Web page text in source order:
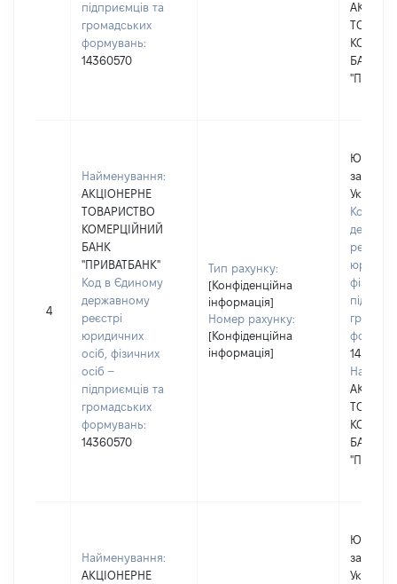
підприємців та
громадських
формувань:
14360570
БАНК
4
Найменування:
АКЦІОНЕРНЕ
ТОВАРИСТВО
КОМЕРЦІЙНИЙ
БАНК
"ПРИВАТБАНК"
Код в Єдиному
державному
реєстрі
юридичних
осіб, фізичних
осіб –
підприємців та
громадських
формувань:
14360570
Тип рахунку:
[Конфіденційна
інформація]
Номер рахунку:
[Конфіденційна
інформація]
Україні
Код в
реєстрі
БАНК
Найменування:
АКЦІОНЕРНЕ
Україні